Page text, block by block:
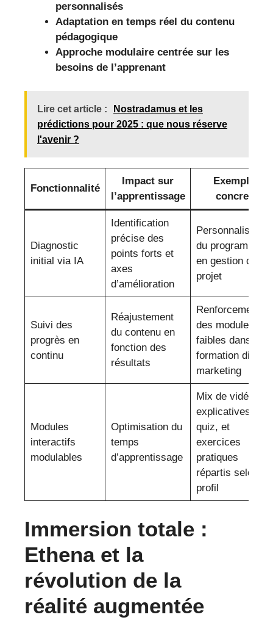
personnalisés
Adaptation en temps réel du contenu
pédagogique
Approche modulaire centrée sur les
besoins de l’apprenant
Lire cet article :
Nostradamus et les
prédictions pour 2025 : que nous réserve
l'avenir ?
Fonctionnalité
Impact sur
l’apprentissage
Exemple
concret
Diagnostic
initial via IA
Identification
précise des
points forts et
axes
d’amélioration
Personnalisation
du programme
en gestion de
projet
Suivi des
progrès en
continu
Réajustement
du contenu en
fonction des
résultats
Renforcement
des modules
faibles dans une
formation digital
marketing
Modules
interactifs
modulables
Optimisation du
temps
d’apprentissage
Mix de vidéos
explicatives,
quiz, et
exercices
pratiques
répartis selon le
profil
Immersion totale :
Ethena et la
révolution de la
réalité augmentée